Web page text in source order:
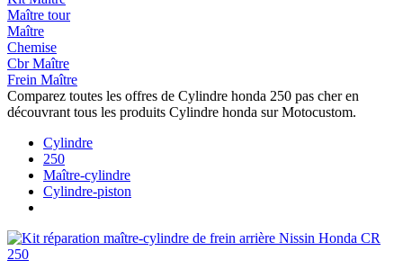
Maître tour
Maître
Chemise
Cbr Maître
Frein Maître
Comparez toutes les offres de Cylindre honda 250 pas cher en
découvrant tous les produits Cylindre honda sur Motocustom.
Cylindre
250
Maître-cylindre
Cylindre-piston